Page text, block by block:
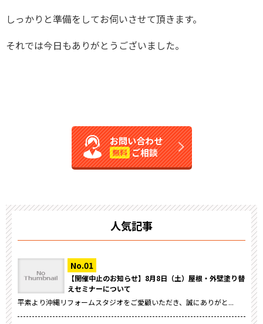
しっかりと準備をしてお伺いさせて頂きます。
それでは今日もありがとうございました。
お問い合わせ
無料 ご相談
人気記事
【開催中止のお知らせ】8月8日（土）屋根・外壁塗り替
えセミナーについて
平素より沖縄リフォームスタジオをご愛顧いただき、誠にありがと...